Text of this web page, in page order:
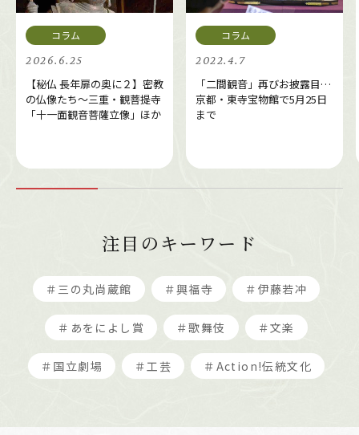
2026.6.25
【秘仏 長年扉の奥に２】密教
の仏像たち～三重・観菩提寺
「十一面観音菩薩立像」ほか
2022.4.7
「二間観音」再びお披露目…
京都・東寺宝物館で5月25日
まで
注目のキーワード
＃三の丸尚蔵館 ＃興福寺 ＃伊藤若冲
＃あをによし賞 ＃歌舞伎 ＃文楽
＃国立劇場 ＃工芸 ＃Action!伝統文化